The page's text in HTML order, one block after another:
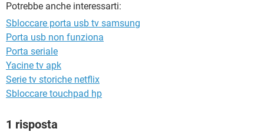
HARDWARE
Potrebbe anche interessarti:
Sbloccare porta usb tv samsung
Porta usb non funziona
Porta seriale
Yacine tv apk
Serie tv storiche netflix
Sbloccare touchpad hp
1 risposta